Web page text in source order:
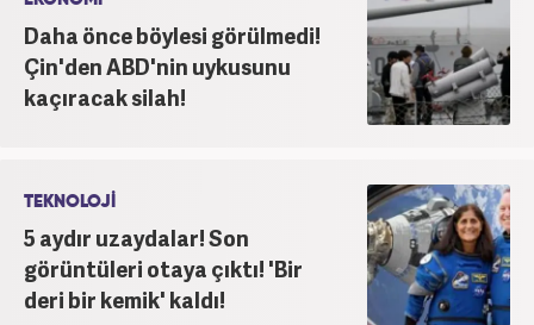
Daha önce böylesi görülmedi!
Çin'den ABD'nin uykusunu
kaçıracak silah!
TEKNOLOJİ
5 aydır uzaydalar! Son
görüntüleri otaya çıktı! 'Bir
deri bir kemik' kaldı!